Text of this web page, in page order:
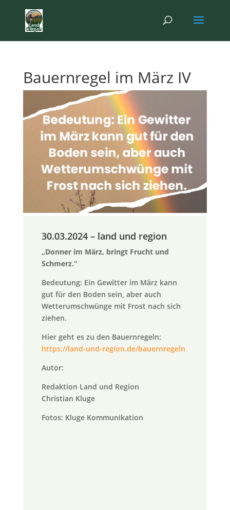
Bauernregel im März IV
30.03.2024 – land und region
„Donner im März, bringt Frucht und
Schmerz.“
Bedeutung: Ein Gewitter im März kann
gut für den Boden sein, aber auch
Wetterumschwünge mit Frost nach sich
ziehen.
Hier geht es zu den Bauernregeln:
https://land-und-region.de/bauernregeln
Autor:
Redaktion Land und Region
Christian Kluge
Fotos: Kluge Kommunikation